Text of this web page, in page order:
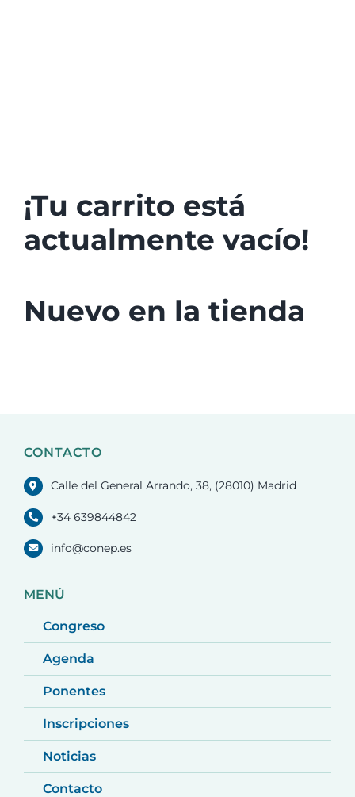
¡Tu carrito está
actualmente vacío!
Nuevo en la tienda
CONTACTO
Calle del General Arrando, 38, (28010) Madrid
+34 639844842
info@conep.es
MENÚ
Congreso
Agenda
Ponentes
Inscripciones
Noticias
Contacto